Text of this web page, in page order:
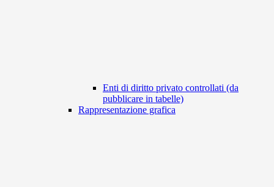
Enti di diritto privato controllati (da
pubblicare in tabelle)
Rappresentazione grafica